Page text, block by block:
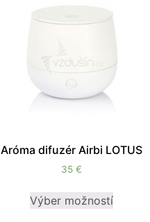
Aróma difuzér Airbi LOTUS
35€
Výber možností